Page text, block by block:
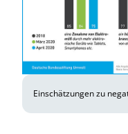
Einschätzungen zu